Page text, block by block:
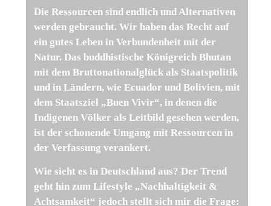
Die Ressourcen sind endlich und Alternativen
werden gebraucht. Wir haben das Recht auf
ein gutes Leben in Verbundenheit mit der
Natur. Das buddhistische Königreich Bhutan
mit dem Bruttonationalglück als Staatspolitik
und in Ländern, wie Ecuador und Bolivien, mit
dem Staatsziel „Buen Vivir“, in denen die
Indigenen Völker als Leitbild gesehen werden,
ist der schonende Umgang mit Ressourcen in
der Verfassung verankert.
Wie sieht es in Deutschland aus? Der Trend
geht hin zum Lifestyle „Nachhaltigkeit &
Achtsamkeit“ jedoch stellt sich mir die Frage: